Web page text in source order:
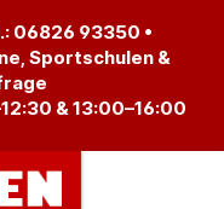
06826 93350 •
Sportschulen &
& 13:00–16:00